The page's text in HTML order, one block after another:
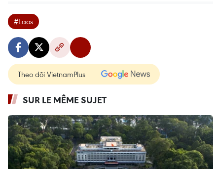
#Laos
Theo dõi VietnamPlus
SUR LE MÊME SUJET